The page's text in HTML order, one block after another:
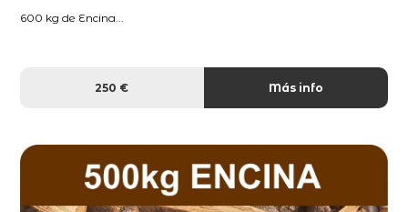
600 kg de Encina...
250 € Más info